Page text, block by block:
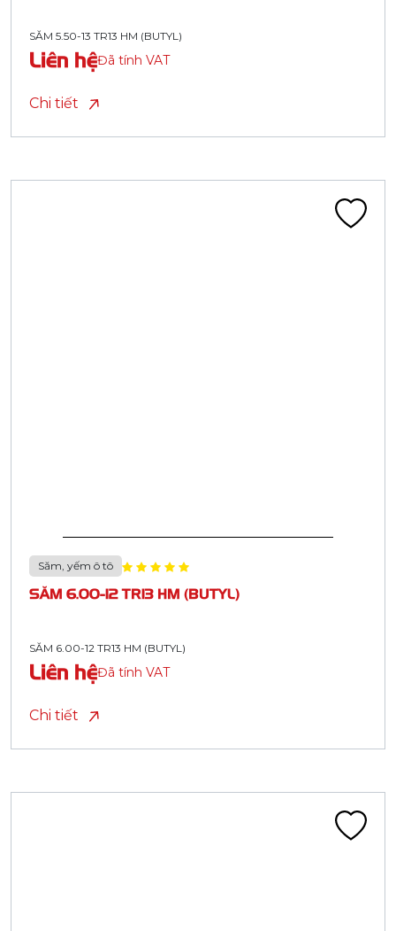
SĂM 5.50-13 TR13 HM (BUTYL)
Liên hệĐã tính VAT
Chi tiết
Săm, yếm ô tô
SĂM 6.00-12 TR13 HM (BUTYL)
SĂM 6.00-12 TR13 HM (BUTYL)
Liên hệĐã tính VAT
Chi tiết